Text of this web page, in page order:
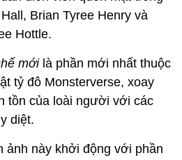
Brian Tyree Henry và
Hottle.
mớilà phần mới nhất thuộc
tỷ đô Monsterverse, xoay
tồn của loài người với các
diệt.
ảnh này khởi động với phần